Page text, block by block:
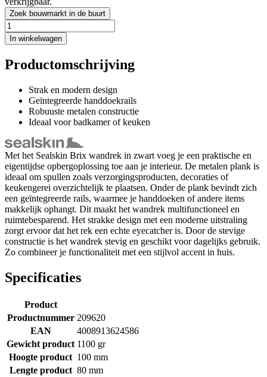
Zoek bouwmarkt in de buurt
In winkelwagen
Productomschrijving
Strak en modern design
Geïntegreerde handdoekrails
Robuuste metalen constructie
Ideaal voor badkamer of keuken
Met het Sealskin Brix wandrek in zwart voeg je een praktische en
eigentijdse opbergoplossing toe aan je interieur. De metalen plank is
ideaal om spullen zoals verzorgingsproducten, decoraties of
keukengerei overzichtelijk te plaatsen. Onder de plank bevindt zich
een geïntegreerde rails, waarmee je handdoeken of andere items
makkelijk ophangt. Dit maakt het wandrek multifunctioneel en
ruimtebesparend. Het strakke design met een moderne uitstraling
zorgt ervoor dat het rek een echte eyecatcher is. Door de stevige
constructie is het wandrek stevig en geschikt voor dagelijks gebruik.
Zo combineer je functionaliteit met een stijlvol accent in huis.
Specificaties
Product
Productnummer 209620
EAN
4008913624586
Gewicht product 1100 gr
Hoogte product 100 mm
Lengte product 80 mm